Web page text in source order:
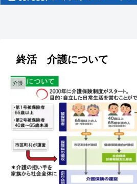
終活 介護について
介護